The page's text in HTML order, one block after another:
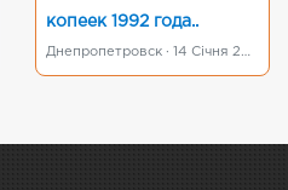
копеек 1992 года..
Днепропетровск · 14 Січня 2019